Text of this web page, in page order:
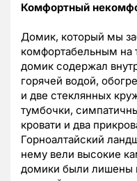
Комфортный
Домик, который мы
комфортабельным на
домик содержал
горячей водой,
и две стеклянных
тумбочки,
кровати и два
Горноалтайский
нему вели высокие
домики были лишены